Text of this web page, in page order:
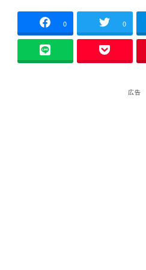
0 0
広告